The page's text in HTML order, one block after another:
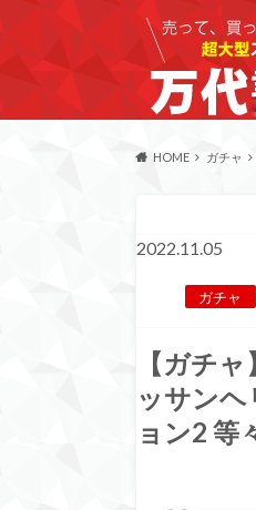
HOME ガチャ
2022.11.05
ガチャ
【ガチ
ッサン
ョン2 等